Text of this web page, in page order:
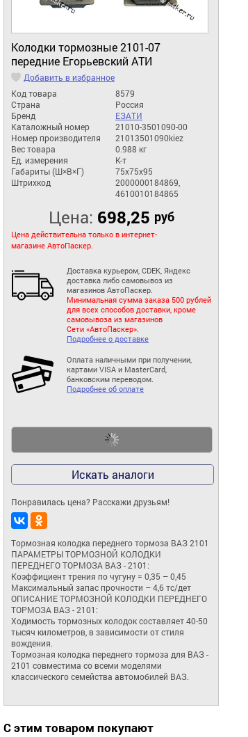
Колодки тормозные 2101-07
передние Егорьевский АТИ
Добавить в избранное
Код товара
8579
Страна
Россия
Бренд
ЕЗАТИ
Каталожный номер
21010-3501090-00
Номер производителя
21013501090kiez
Вес товара
0.988 кг
Ед. измерения
К-т
Габариты (Ш×В×Г)
75x75x95
Штрихкод
2000000184869,
4610010184865
Цена: 698,25 руб
Цена действительна только в интернет-
магазине АвтоПаскер.
Доставка курьером, CDEK, Яндекс
доставка либо самовывоз из
магазинов АвтоПаскер.
Минимальная сумма заказа 500 рублей
для всех способов доставки, кроме
самовывоза из магазинов
Сети «АвтоПаскер».
Подробнее о доставке
Оплата наличными при получении,
картами VISA и MasterCard,
банковским переводом.
Подробнее об оплате
Искать аналоги
Понравилась цена? Расскажи друзьям!
Тормозная колодка переднего тормоза ВАЗ 2101
ПАРАМЕТРЫ ТОРМОЗНОЙ КОЛОДКИ
ПЕРЕДНЕГО ТОРМОЗА ВАЗ - 2101:
Коэффициент трения по чугуну = 0,35 – 0,45
Максимальный запас прочности – 4,6 тс/дет
ОПИСАНИЕ ТОРМОЗНОЙ КОЛОДКИ ПЕРЕДНЕГО
ТОРМОЗА ВАЗ - 2101:
Ходимость тормозных колодок составляет 40-50
тысяч километров, в зависимости от стиля
вождения.
Тормозная колодка переднего тормоза для ВАЗ -
2101 совместима со всеми моделями
классического семейства автомобилей ВАЗ.
С этим товаром покупают